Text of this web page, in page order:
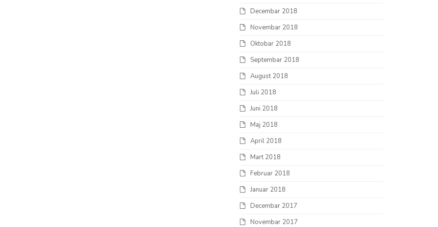
Decembar 2018
Novembar 2018
Oktobar 2018
Septembar 2018
August 2018
Juli 2018
Juni 2018
Maj 2018
April 2018
Mart 2018
Februar 2018
Januar 2018
Decembar 2017
Novembar 2017